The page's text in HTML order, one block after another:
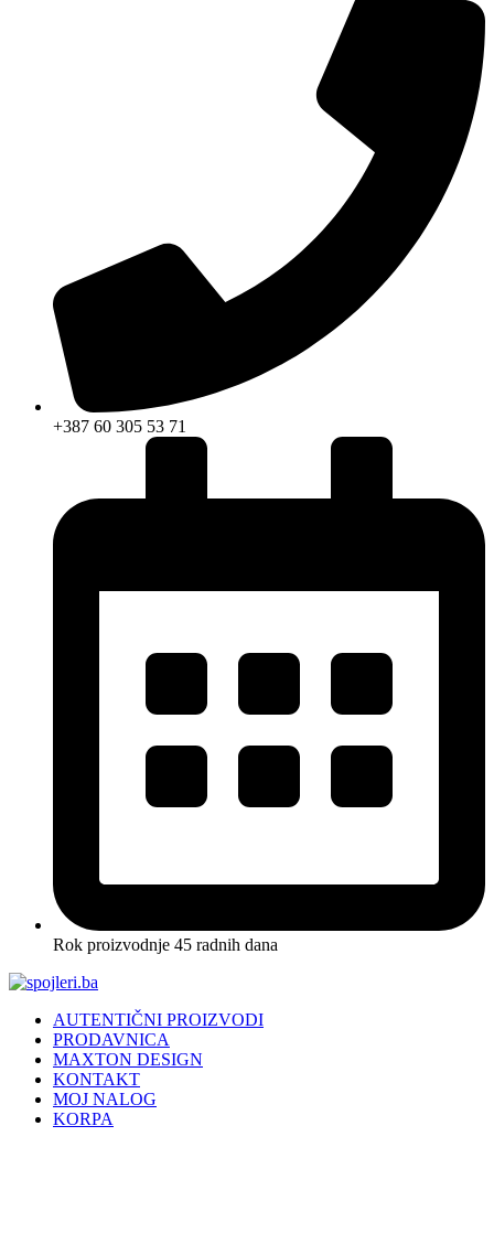
+387 60 305 53 71
Rok proizvodnje 45 radnih dana
AUTENTIČNI PROIZVODI
PRODAVNICA
MAXTON DESIGN
KONTAKT
MOJ NALOG
KORPA